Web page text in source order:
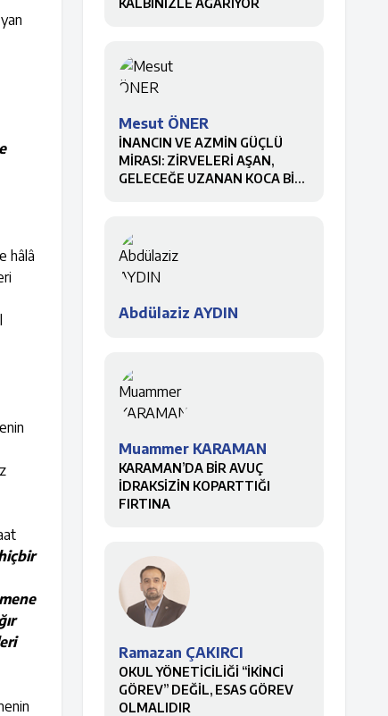
hâlâ
KALBİNİZLE AĞARIYOR
Mesut ÖNER
İNANCIN VE AZMİN GÜÇLÜ
MİRASI: ZİRVELERİ AŞAN,
GELECEĞE UZANAN KOCA BİR
Abdülaziz AYDIN
Muammer KARAMAN
KARAMAN’DA BİR AVUÇ
İDRAKSİZİN KOPARTTIĞI
FIRTINA
Ramazan ÇAKIRCI
OKUL YÖNETİCİLİĞİ “İKİNCİ
GÖREV” DEĞİL, ESAS GÖREV
OLMALIDIR